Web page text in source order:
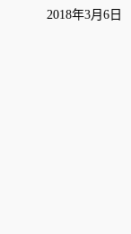
2018年3月 6 日